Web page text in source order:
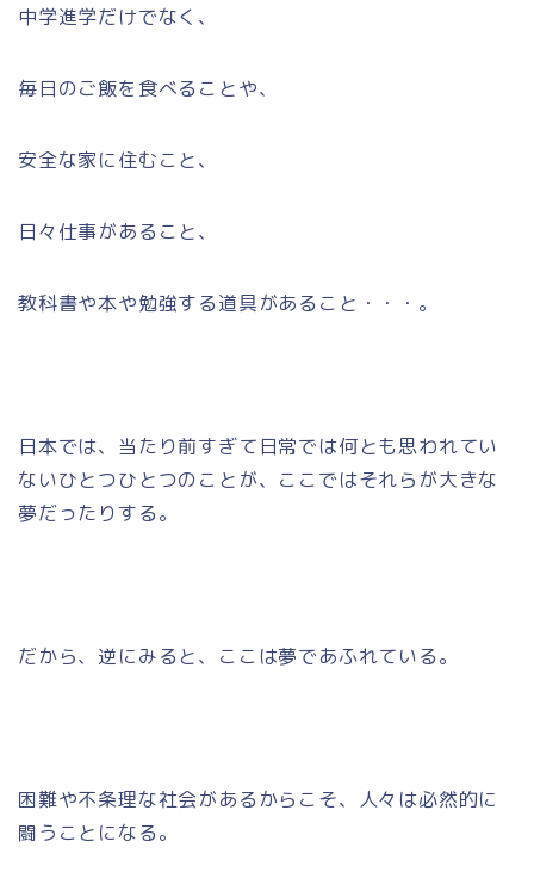
中学進学だけでなく、
毎日のご飯を食べることや、
安全な家に住むこと、
日々仕事があること、
教科書や本や勉強する道具があること・・・。
日本では、当たり前すぎて日常では何とも思われてい
ないひとつひとつのことが、ここではそれらが大きな
夢だったりする。
だから、逆にみると、ここは夢であふれている。
困難や不条理な社会があるからこそ、人々は必然的に
闘うことになる。